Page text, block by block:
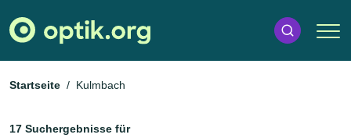
Startseite Kulmbach
17 Suchergebnisse für